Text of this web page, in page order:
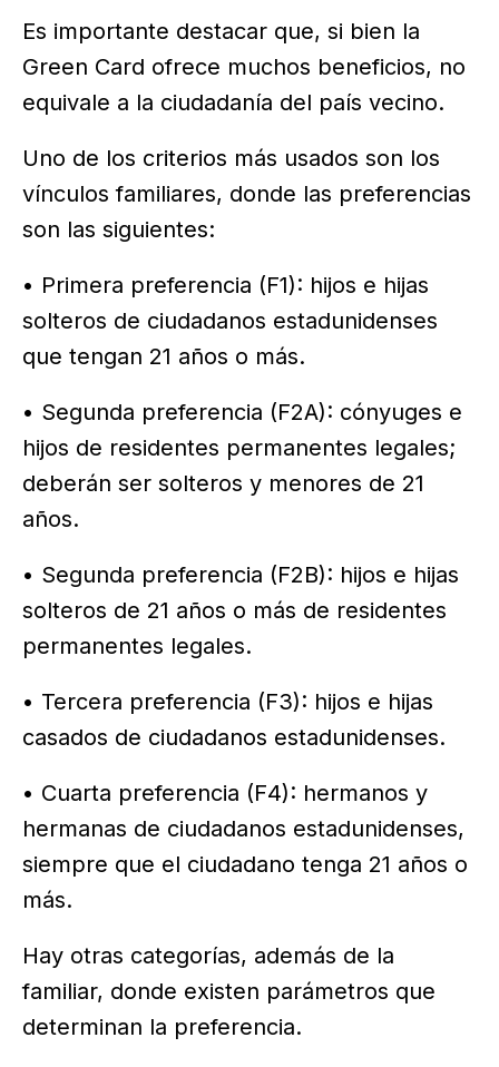
Es importante destacar que, si bien la
Green Card ofrece muchos beneficios, no
equivale a la ciudadanía del país vecino.
Uno de los criterios más usados son los
vínculos familiares, donde las preferencias
son las siguientes:
• Primera preferencia (F1): hijos e hijas
solteros de ciudadanos estadunidenses
que tengan 21 años o más.
• Segunda preferencia (F2A): cónyuges e
hijos de residentes permanentes legales;
deberán ser solteros y menores de 21
años.
• Segunda preferencia (F2B): hijos e hijas
solteros de 21 años o más de residentes
permanentes legales.
• Tercera preferencia (F3): hijos e hijas
casados de ciudadanos estadunidenses.
• Cuarta preferencia (F4): hermanos y
hermanas de ciudadanos estadunidenses,
siempre que el ciudadano tenga 21 años o
más.
Hay otras categorías, además de la
familiar, donde existen parámetros que
determinan la preferencia.